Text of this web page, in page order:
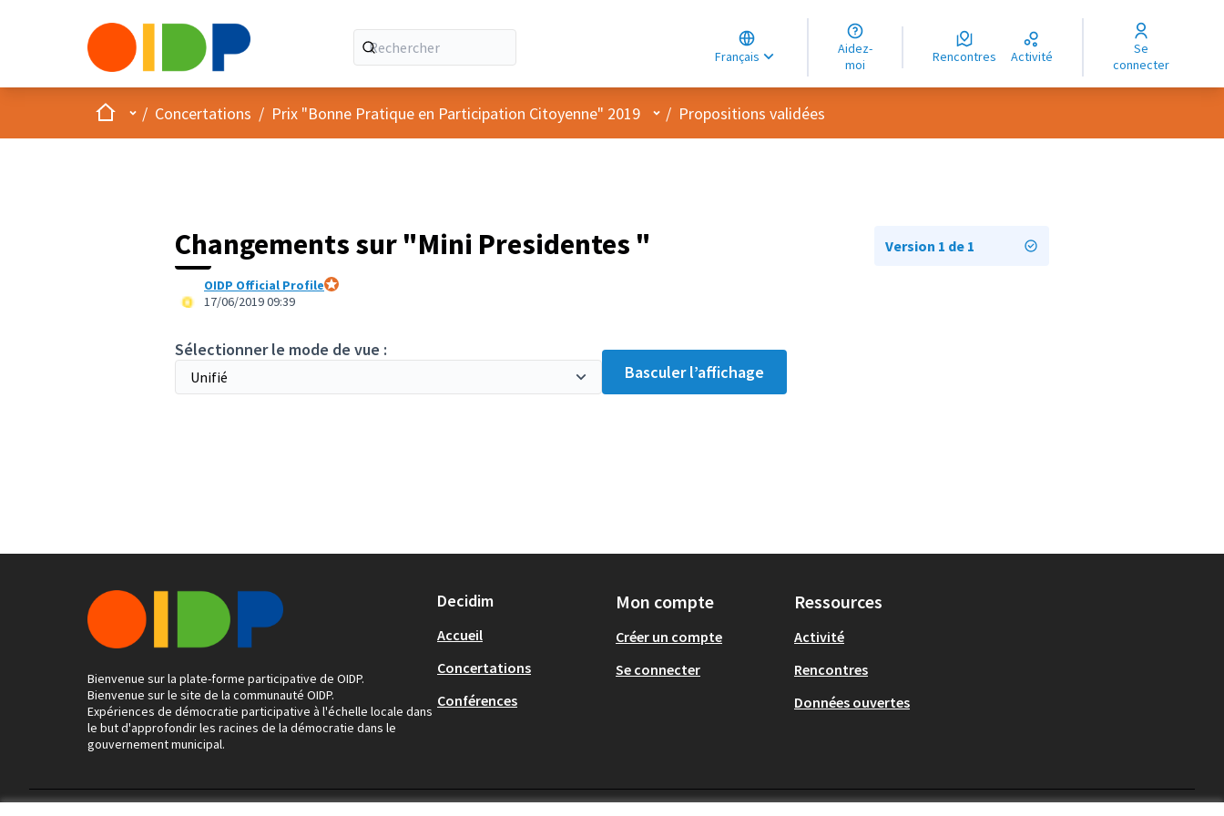
Français
Choose language
Choisir la langue
Elegir el idioma
Aidez-
moi
Rencontres Activité
Se
connecter
AccueilMenu principal
/ Concertations / Prix "Bonne Pratique en Participation Citoyenne" 2019 Menu utilisateur
/ Propositions validées
Changements sur "Mini Presidentes "
OIDP Official Profile
17/06/2019 09:39
Sélectionner le mode de vue :
Basculer l’affichage
Version 1 de 1
Bienvenue sur la plate-forme participative de OIDP.
Bienvenue sur le site de la communauté OIDP.
Expériences de démocratie participative à l'échelle locale dans
le but d'approfondir les racines de la démocratie dans le
gouvernement municipal.
Decidim
Accueil
Concertations
Conférences
Mon compte
Créer un compte
Se connecter
Ressources
Activité
Rencontres
Données ouvertes